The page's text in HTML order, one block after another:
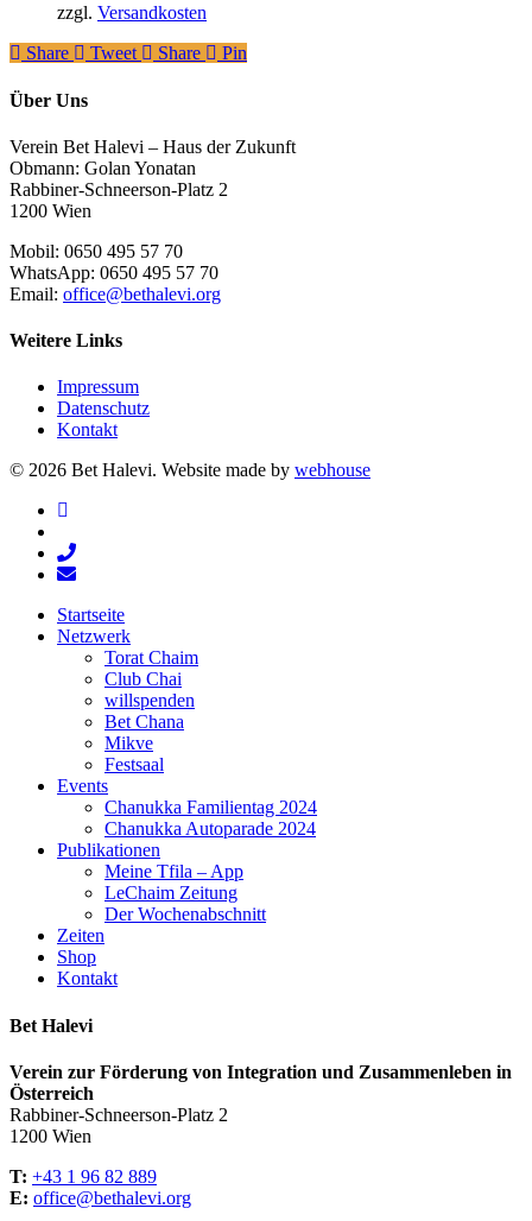
zzgl. Versandkosten
Share
Tweet Share Pin
Über Uns
Verein Bet Halevi – Haus der Zukunft
Obmann: Golan Yonatan
Rabbiner-Schneerson-Platz 2
1200 Wien
Mobil: 0650 495 57 70
WhatsApp: 0650 495 57 70
Email: office@bethalevi.org
Weitere Links
Impressum
Datenschutz
Kontakt
© 2026 Bet Halevi. Website made by webhouse
facebook
phone
email
Close
Menu
Startseite
Netzwerk
Torat Chaim
Club Chai
willspenden
Bet Chana
Mikve
Festsaal
Events
Chanukka Familientag 2024
Chanukka Autoparade 2024
Publikationen
Meine Tfila – App
LeChaim Zeitung
Der Wochenabschnitt
Zeiten
Shop
Kontakt
Bet Halevi
Verein zur Förderung von Integration und Zusammenleben in
Österreich
Rabbiner-Schneerson-Platz 2
1200 Wien
T: +43 1 96 82 889
E: office@bethalevi.org